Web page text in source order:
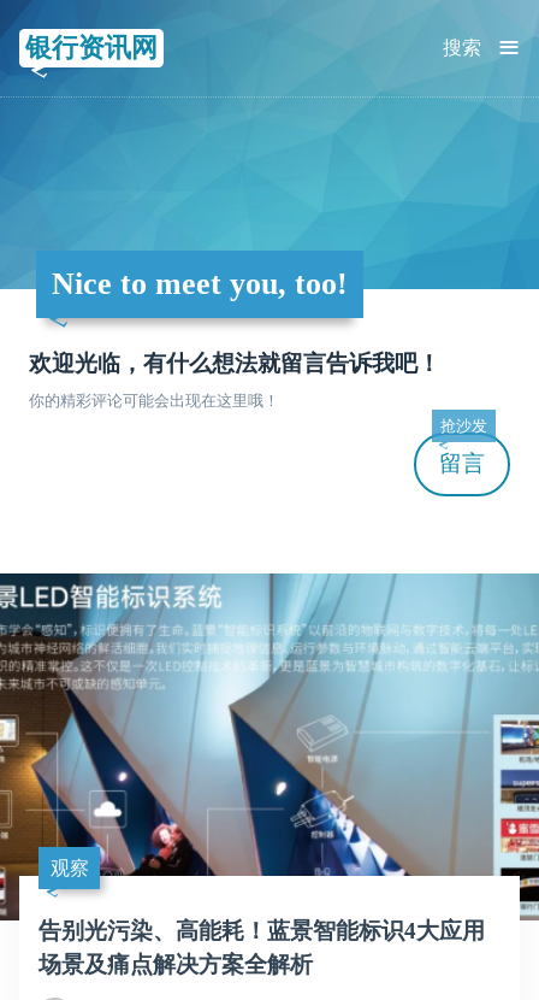
银行资讯网 ≡
搜索
Nice to meet you, too!
欢迎光临，有什么想法就留言告诉我吧！
你的精彩评论可能会出现在这里哦！
留言
抢沙发
观察
告别光污染、高能耗！蓝景智能标识4大应用
场景及痛点解决方案全解析